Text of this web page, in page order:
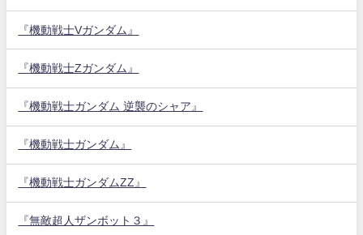
『機動戦士Vガンダム』
『機動戦士Zガンダム』
『機動戦士ガンダム 逆襲のシャア』
『機動戦士ガンダム』
『機動戦士ガンダムZZ』
『無敵超人ザンボット３』